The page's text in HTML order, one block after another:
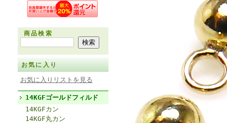
商品検索
お気に入り
お気に入りリストを見る
14KGFゴールドフィルド
14KGFカン
14KGF丸カン